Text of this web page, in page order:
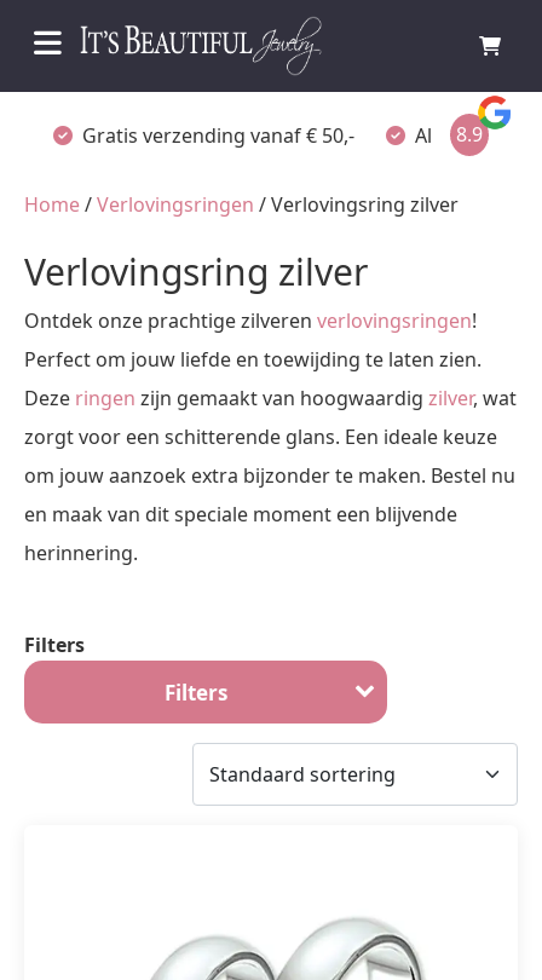
Gratis verzending vanaf € 50,- Altijd verpakt
8.9
Home/Verlovingsringen / Verlovingsring zilver
Verlovingsring zilver
Ontdek onze prachtige zilveren verlovingsringen!
Perfect om jouw liefde en toewijding te laten zien.
Deze ringen zijn gemaakt van hoogwaardig zilver, wat
zorgt voor een schitterende glans. Een ideale keuze
om jouw aanzoek extra bijzonder te maken. Bestel nu
en maak van dit speciale moment een blijvende
herinnering.
Filters
Filters